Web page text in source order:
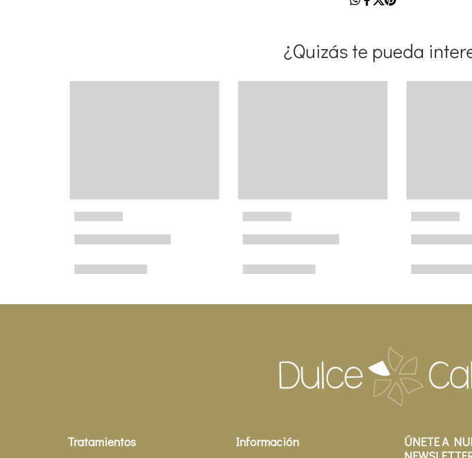
¿Quizás te pueda
Tratamientos Información
ÚNETE A